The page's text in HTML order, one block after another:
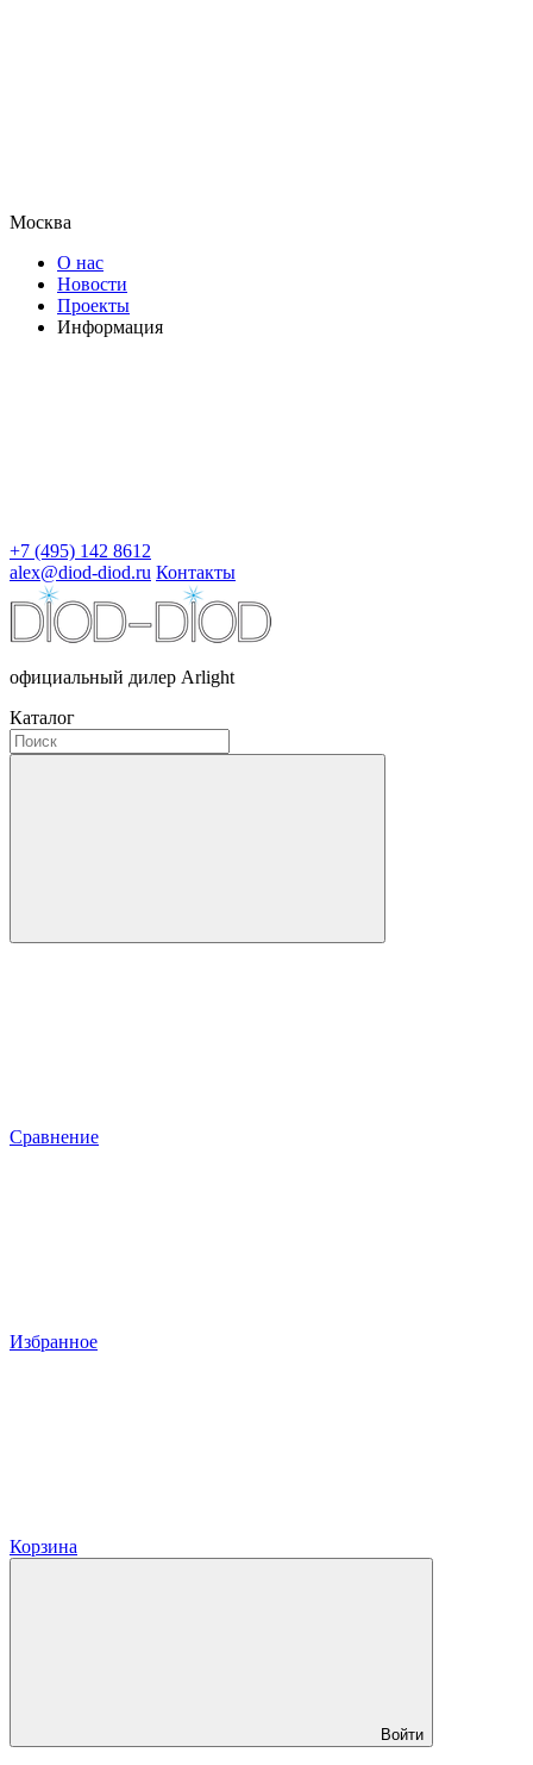
Москва
О нас
Новости
Проекты
Информация
+7 (495) 142 8612
alex@diod-diod.ru Контакты
официальный дилер Arlight
Каталог
Сравнение
Избранное
Корзина
Войти